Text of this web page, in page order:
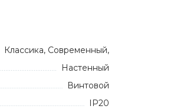
Классика, Современный,
Настенный
Винтовой
IP20